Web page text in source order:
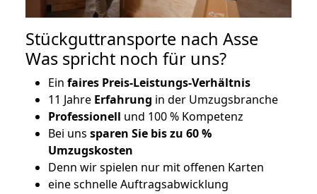
Stückguttransporte nach Asse
Was spricht noch für uns?
Ein faires Preis-Leistungs-Verhältnis
11 Jahre Erfahrung in der Umzugsbranche
Professionell und 100 % Kompetenz
Bei uns sparen Sie bis zu 60 %
Umzugskosten
Denn wir spielen nur mit offenen Karten
eine schnelle Auftragsabwicklung